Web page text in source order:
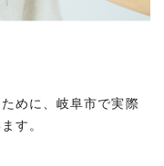
めに、岐阜市で実際
す。